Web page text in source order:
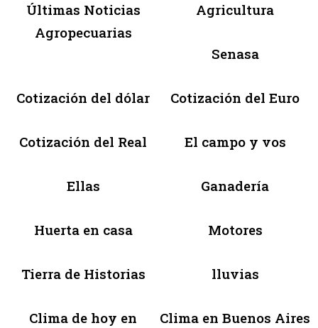
Últimas Noticias
Agropecuarias
Agricultura
Senasa
Cotización del dólar Cotización del Euro
Cotización del Real El campo y vos
Ellas Ganadería
Huerta en casa Motores
Tierra de Historias lluvias
Clima de hoy en
Clima en Buenos Aires